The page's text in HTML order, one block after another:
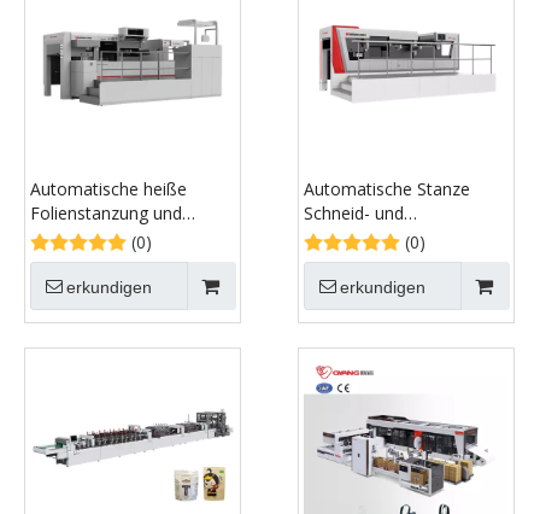
Automatische heiße
Folienstanzung und
Sterblichkeitsschneidemaschine
(0)
erkundigen
Automatische Stanze
Schneid- und
Faltenmaschine
(0)
erkundigen